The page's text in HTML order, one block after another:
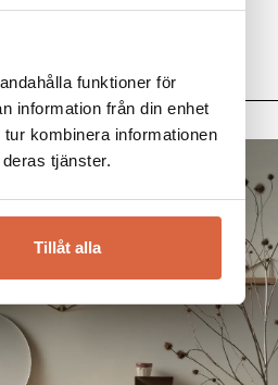
funktioner för
information från din enhet
kombinera informationen
tjänster.
Tillåt alla